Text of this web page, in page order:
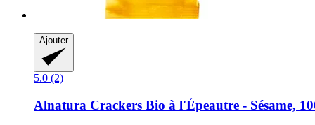
Ajouter
5.0 (2)
Alnatura Crackers Bio à l'Épeautre -​ Sésame,